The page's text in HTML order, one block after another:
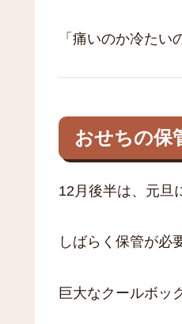
「痛いのか冷たい
おせちの保
12月後半は、元旦
しばらく保管が必
巨大なクールボッ